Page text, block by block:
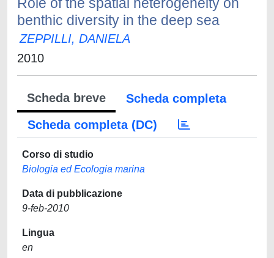
benthic diversity in the deep sea
ZEPPILLI, DANIELA
2010
Scheda breve
Scheda completa
Scheda completa (DC)
Corso di studio
Biologia ed Ecologia marina
Data di pubblicazione
9-feb-2010
Lingua
en